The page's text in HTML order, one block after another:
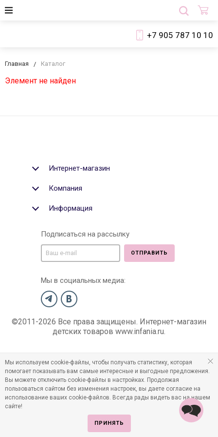
+7 905 787 10 10
Главная Каталог
Элемент не найден
Интернет-магазин
Компания
Информация
Подписаться на рассылку
ОТПРАВИТЬ
Мы в социальных медиа:
©2011-2026 Все права защищены. Интернет-магазин
детских товаров www.infania.ru.
Мы используем cookie-файлы, чтобы получать статистику, которая
помогает показывать вам самые интересные и выгодные предложения.
Вы можете отключить cookie-файлы в настройках. Продолжая
пользоваться сайтом без изменения настроек, вы даете согласие на
использование ваших cookie-файлов. Всегда рады видеть вас на нашем
сайте!
ПРИНЯТЬ